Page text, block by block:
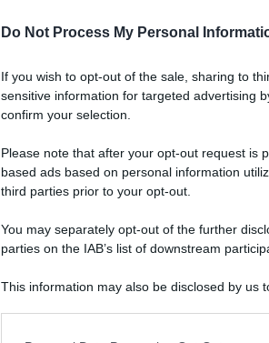
Do Not Process My Personal
If you wish to opt-out of the sale, sharing to
sensitive information for targeted advertising
confirm your selection.
Please note that after your opt-out request is
based ads based on personal information
third parties prior to your opt-out.
You may separately opt-out of the further
parties on the IAB’s list of downstream
This information may also be disclosed by us